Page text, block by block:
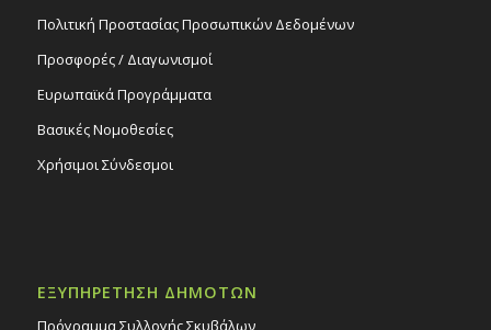
Πολιτική Προστασίας Προσωπικών Δεδομένων
Προσφορές / Διαγωνισμοί
Ευρωπαϊκά Προγράμματα
Βασικές Νομοθεσίες
Χρήσιμοι Σύνδεσμοι
ΕΞΥΠΗΡΕΤΗΣΗ ΔΗΜΟΤΩΝ
Πρόγραμμα Συλλογής Σκυβάλων